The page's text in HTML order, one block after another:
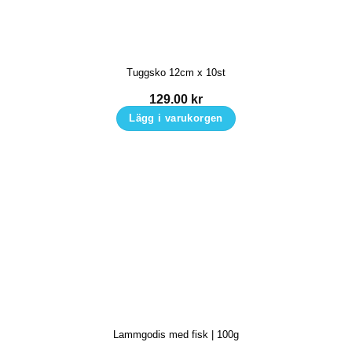
Tuggsko 12cm x 10st
129.00 kr
Lägg i varukorgen
Lammgodis med fisk | 100g